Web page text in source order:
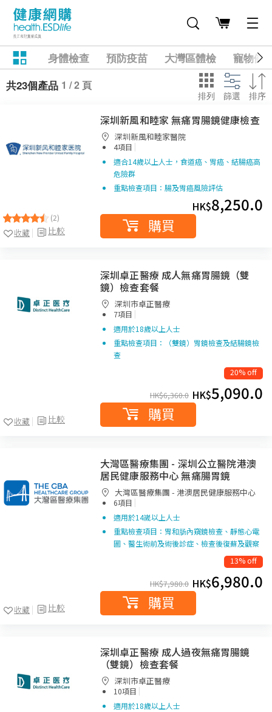
身體檢查 預防疫苗 大灣區體檢
寵物健
共23個產品 1 / 2 頁
排列 篩選 排序
(2)
比較
收藏
深圳新風和睦家 無痛胃腸鏡健康檢查
深圳新風和睦家醫院
4項目 |
適合14歲以上人士，食道癌、胃癌、結腸癌高
危險群
重點檢查項目：腸及胃癌風險評估
HK$8,250.0
購買
比較
收藏
深圳卓正醫療 成人無痛胃腸鏡（雙
鏡）檢查套餐
深圳市卓正醫療
7項目 |
適用於18歲以上人士
重點檢查項目：（雙鏡）胃鏡檢查及結腸鏡檢
查
20% off
HK$6,360.0 HK$5,090.0
購買
比較
收藏
大灣區醫療集團 - 深圳公立醫院港澳
居民健康服務中心 無痛腸胃鏡
大灣區醫療集團 - 港澳居民健康服務中心
6項目 |
適用於14嵗以上人士
重點檢查項目：胃和肠內窺鏡檢查、靜態心電
圖、醫生術前及術後診症、檢查後復蘇及觀察
13% off
HK$7,980.0 HK$6,980.0
購買
深圳卓正醫療 成人過夜無痛胃腸鏡
（雙鏡）檢查套餐
深圳市卓正醫療
10項目 |
適用於18歲以上人士